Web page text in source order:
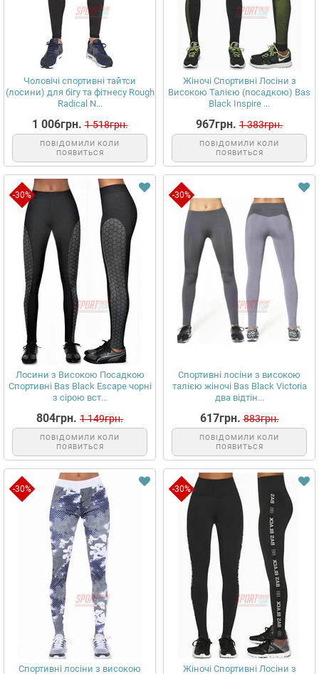
Чоловічі спортивні тайтси
(лосини) для бігу та фітнесу Rough
Radical N...
1 006грн. 1 518грн.
ПОВІДОМИЛИ КОЛИ
ПОЯВИТЬСЯ
Жіночі Спортивні Лосіни з
Високою Талією (посадкою) Bas
Black Inspire ...
967грн. 1 383грн.
ПОВІДОМИЛИ КОЛИ
ПОЯВИТЬСЯ
-30%
Лосини з Високою Посадкою
Спортивні Bas Black Escape чорні
з сірою вст...
804грн. 1 149грн.
ПОВІДОМИЛИ КОЛИ
ПОЯВИТЬСЯ
-30%
Спортивні лосіни з високою
талією жіночі Bas Black Victoria
два відтін...
617грн. 883грн.
ПОВІДОМИЛИ КОЛИ
ПОЯВИТЬСЯ
-30%
Спортивні лосіни з високою
-30%
Жіночі Спортивні Лосіни з